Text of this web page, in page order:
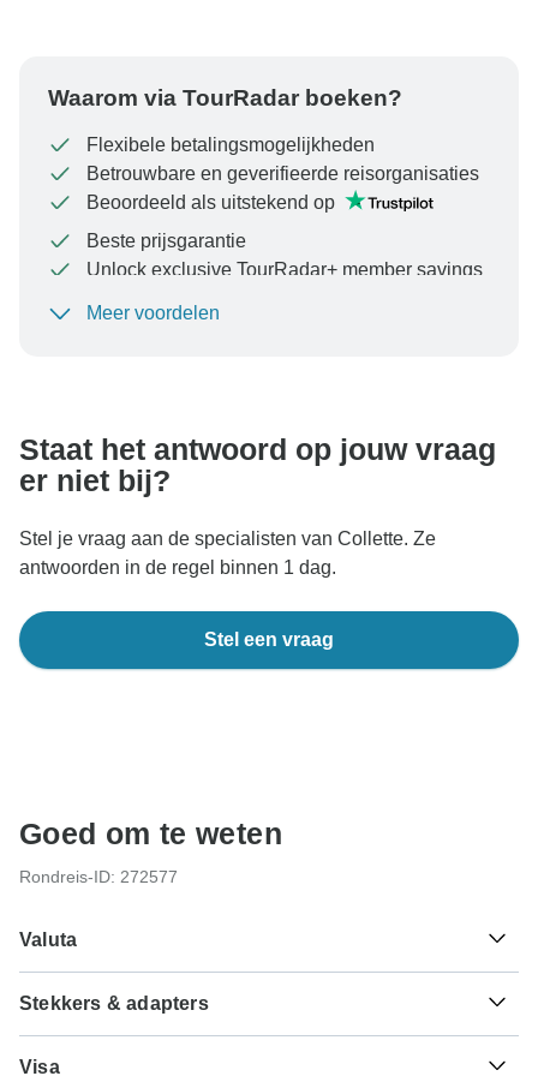
Waarom via TourRadar boeken?
Flexibele betalingsmogelijkheden
Betrouwbare en geverifieerde reisorganisaties
Beoordeeld als uitstekend op
Beste prijsgarantie
Unlock exclusive TourRadar+ member savings
Om uw betaling te beschermen en ervoor te zorgen
Meer voordelen
Staat het antwoord op jouw vraag
er niet bij?
Stel je vraag aan de specialisten van Collette. Ze
antwoorden in de regel binnen 1 dag.
Stel een vraag
Goed om te weten
Rondreis-ID: 272577
Valuta
$ Amerikaanse dollar
USA
Stekkers & adapters
de types A, B.
Visa